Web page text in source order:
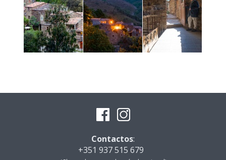
Contactos:
+351 937 515 679